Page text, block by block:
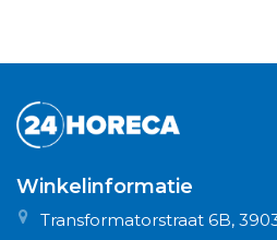
Winkelinformatie
Transformatorstraat 6B,